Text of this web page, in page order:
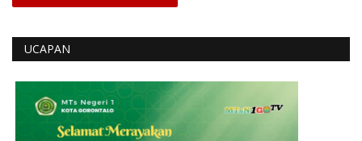
UCAPAN